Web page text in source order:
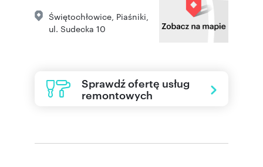
Świętochłowice Piaśniki
ul. Sudecka 10
Sprawdź ofertę usług
remontowych